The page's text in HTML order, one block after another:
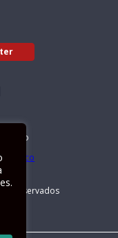
reservados